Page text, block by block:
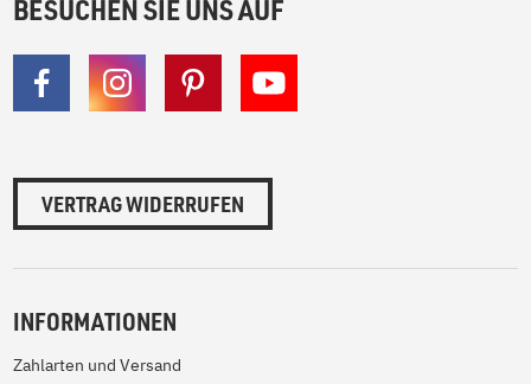
BESUCHEN SIE UNS AUF
VERTRAG WIDERRUFEN
INFORMATIONEN
Zahlarten und Versand